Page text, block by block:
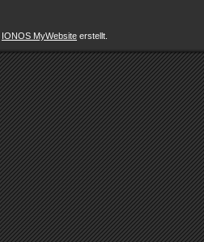
IONOS MyWebsite erstellt.